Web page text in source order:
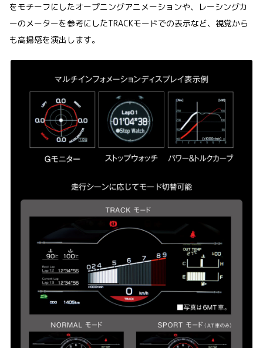
をモチーフにしたオープニングアニメーションや、レーシングカ
ーのメーターを参考にしたTRACKモードでの表示など、視覚から
も高揚感を演出します。